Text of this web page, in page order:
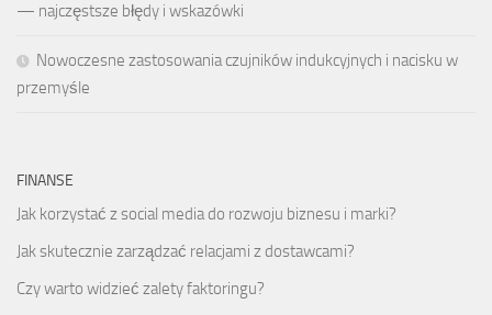
— najczęstsze błędy i wskazówki
Nowoczesne zastosowania czujników indukcyjnych i nacisku w
przemyśle
FINANSE
Jak korzystać z social media do rozwoju biznesu i marki?
Jak skutecznie zarządzać relacjami z dostawcami?
Czy warto widzieć zalety faktoringu?